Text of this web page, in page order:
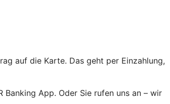
auf die Karte. Das geht per Einzahlung,
App. Oder Sie rufen uns an – wir